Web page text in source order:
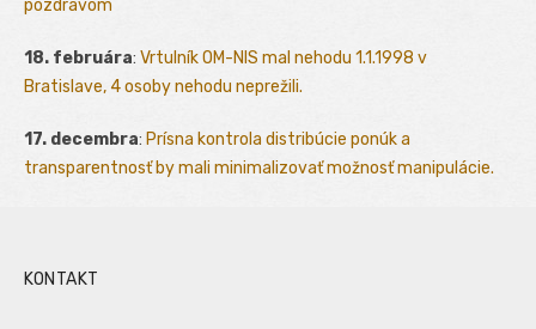
pozdravom
18. februára: Vrtulník OM-NIS mal nehodu 1.1.1998 v
Bratislave, 4 osoby nehodu neprežili.
17. decembra: Prísna kontrola distribúcie ponúk a
transparentnosť by mali minimalizovať možnosť manipulácie.
KONTAKT